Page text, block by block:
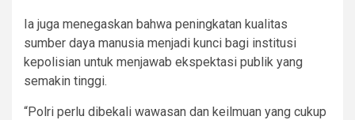
Ia juga menegaskan bahwa peningkatan kualitas
sumber daya manusia menjadi kunci bagi institusi
kepolisian untuk menjawab ekspektasi publik yang
semakin tinggi.
“Polri perlu dibekali wawasan dan keilmuan yang cukup